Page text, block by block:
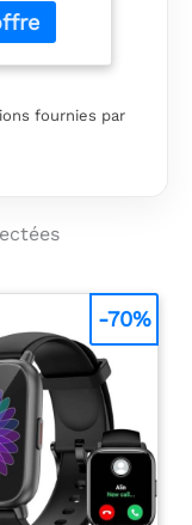
for
on
that
with
fournies par
-70%